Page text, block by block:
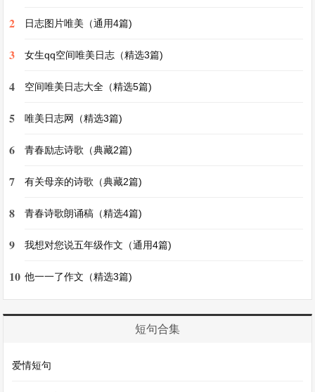
我真的很喜欢我的好朋友小明，希望我们能永远是
好朋友。
【二年级作文我的好朋友（通用2篇)】相关文章
我想对您说五年级作文（通用4篇)
他一一了作文（精选3篇)
那一刻我长大了作文400字（优秀3篇)
寒假趣事作文（优选5篇)
家乡的风俗作文（优秀3篇)
作文《我有一个想法》（优选3篇)
2 日志图片唯美（通用4篇)
3 女生qq空间唯美日志（精选3篇)
4 空间唯美日志大全（精选5篇)
5 唯美日志网（精选3篇)
6 青春励志诗歌（典藏2篇)
7 有关母亲的诗歌（典藏2篇)
8 青春诗歌朗诵稿（精选4篇)
9 我想对您说五年级作文（通用4篇)
10 他一一了作文（精选3篇)
短句合集
爱情短句